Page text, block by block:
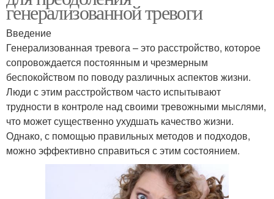
генерализованной тревоги
Введение
Генерализованная тревога – это расстройство, которое
сопровождается постоянным и чрезмерным
беспокойством по поводу различных аспектов жизни.
Люди с этим расстройством часто испытывают
трудности в контроле над своими тревожными мыслями,
что может существенно ухудшать качество жизни.
Однако, с помощью правильных методов и подходов,
можно эффективно справиться с этим состоянием.